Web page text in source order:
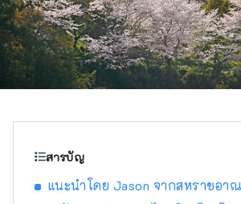
สารบัญ
แนะนำโดย Jason จากสหราชอา